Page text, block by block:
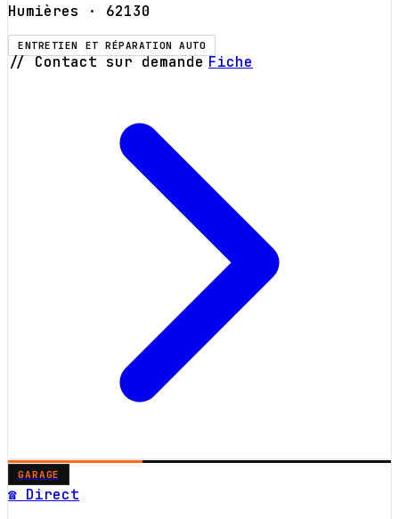
Humières · 62130
ENTRETIEN ET RÉPARATION AUTO
// Contact sur demande Fiche
GARAGE
☎ Direct